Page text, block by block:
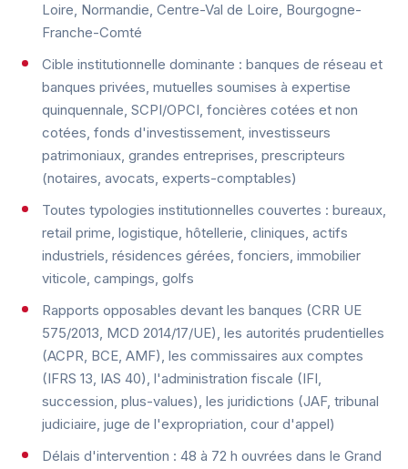
Loire, Normandie, Centre-Val de Loire, Bourgogne-
Franche-Comté
Cible institutionnelle dominante : banques de réseau et
banques privées, mutuelles soumises à expertise
quinquennale, SCPI/OPCI, foncières cotées et non
cotées, fonds d'investissement, investisseurs
patrimoniaux, grandes entreprises, prescripteurs
(notaires, avocats, experts-comptables)
Toutes typologies institutionnelles couvertes : bureaux,
retail prime, logistique, hôtellerie, cliniques, actifs
industriels, résidences gérées, fonciers, immobilier
viticole, campings, golfs
Rapports opposables devant les banques (CRR UE
575/2013, MCD 2014/17/UE), les autorités prudentielles
(ACPR, BCE, AMF), les commissaires aux comptes
(IFRS 13, IAS 40), l'administration fiscale (IFI,
succession, plus-values), les juridictions (JAF, tribunal
judiciaire, juge de l'expropriation, cour d'appel)
Délais d'intervention : 48 à 72 h ouvrées dans le Grand